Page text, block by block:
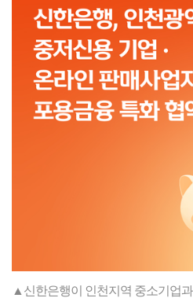
▲신한은행이 인천지역 중소기업